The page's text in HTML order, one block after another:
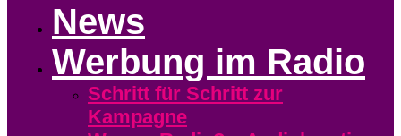
News
Werbung im Radio
Schritt für Schritt zur
Kampagne